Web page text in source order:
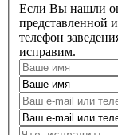
Если Вы нашли
представленной
телефон
исправим.